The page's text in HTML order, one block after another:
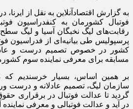
به گزارش اقتصادآنلاین به نقل از
فوتبال کشورمان به کنفدراسیون
رقابت‌های لیگ نخبگان آسیا و لیگ سطح
پرسپولیس طی بیانیه‌ای از فدراسیون
کشور در خصوص تصمیم درست و
مسابقه برای معرفی نماینده سوم
بر همین اساس، بسیار خرسندیم
سازمان لیگ، تصمیم عادلانه و درست
گردید تا عدالت فوتبال در برقراری حقوق
در آید و عدالت فوتبالی و معرفی